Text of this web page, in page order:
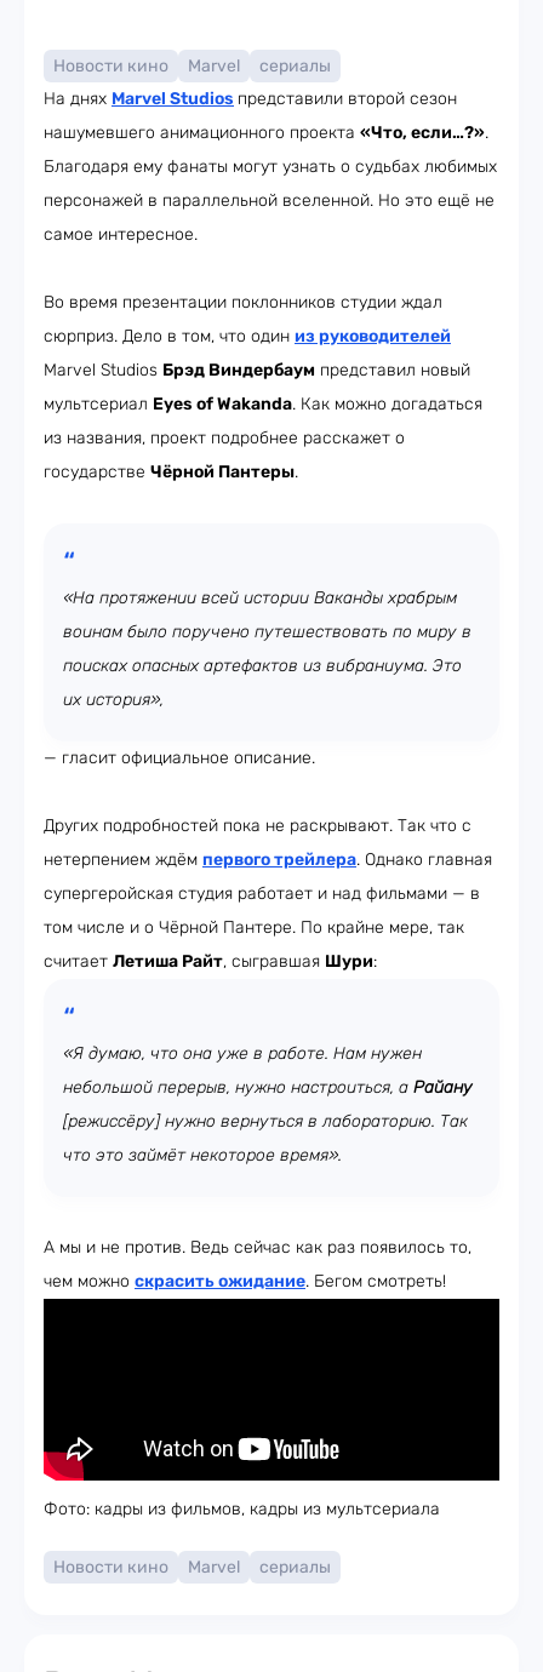
Новости кино Marvel
сериалы
На днях Marvel Studios представили второй сезон
нашумевшего анимационного проекта «Что, если…?».
Благодаря ему фанаты могут узнать о судьбах любимых
персонажей в параллельной вселенной. Но это ещё не
самое интересное.
Во время презентации поклонников студии ждал
сюрприз. Дело в том, что один из руководителей
Marvel Studios Брэд Виндербаум представил новый
мультсериал Eyes of Wakanda. Как можно догадаться
из названия, проект подробнее расскажет о
государстве Чёрной Пантеры.
«На протяжении всей истории Ваканды храбрым
воинам было поручено путешествовать по миру в
поисках опасных артефактов из вибраниума. Это
их история»,
— гласит официальное описание.
Других подробностей пока не раскрывают. Так что с
нетерпением ждём первого трейлера. Однако главная
супергеройская студия работает и над фильмами — в
том числе и о Чёрной Пантере. По крайне мере, так
считает Летиша Райт, сыгравшая Шури:
«Я думаю, что она уже в работе. Нам нужен
небольшой перерыв, нужно настроиться, а Райану
[режиссёру] нужно вернуться в лабораторию. Так
что это займёт некоторое время».
А мы и не против. Ведь сейчас как раз появилось то,
чем можно скрасить ожидание. Бегом смотреть!
Фото: кадры из фильмов, кадры из мультсериала
Новости кино Marvel сериалы